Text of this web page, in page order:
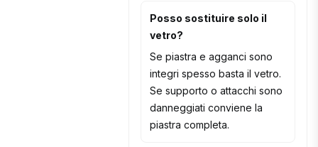
Posso sostituire solo il
vetro?
Se piastra e agganci sono
integri spesso basta il vetro.
Se supporto o attacchi sono
danneggiati conviene la
piastra completa.